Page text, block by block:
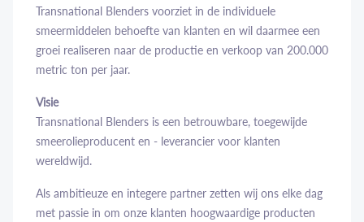
Transnational Blenders voorziet in de individuele
smeermiddelen behoefte van klanten en wil daarmee een
groei realiseren naar de productie en verkoop van 200.000
metric ton per jaar.
Visie
Transnational Blenders is een betrouwbare, toegewijde
smeerolieproducent en - leverancier voor klanten
wereldwijd.
Als ambitieuze en integere partner zetten wij ons elke dag
met passie in om onze klanten hoogwaardige producten